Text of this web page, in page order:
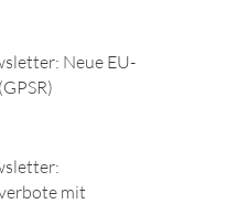
Neue EU-
mit